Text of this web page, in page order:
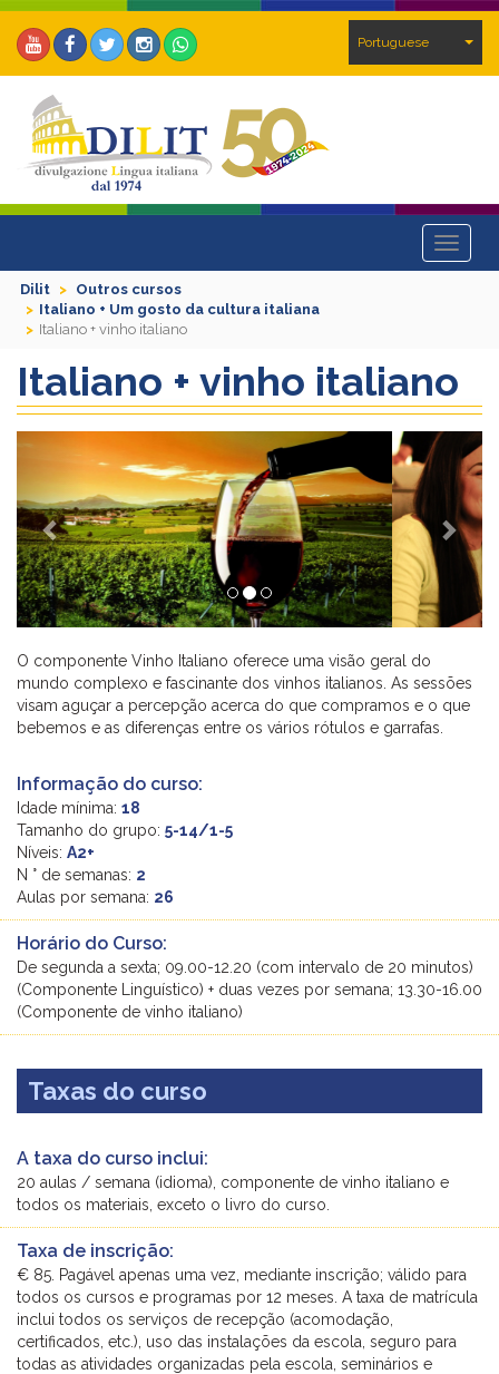
Portuguese
Toggle
Dilit
Outros cursos
Italiano + Um gosto da cultura italiana
Italiano + vinho italiano
Italiano + vinho italiano
Previous Next
O componente Vinho Italiano oferece uma visão geral do
mundo complexo e fascinante dos vinhos italianos. As sessões
visam aguçar a percepção acerca do que compramos e o que
bebemos e as diferenças entre os vários rótulos e garrafas.
Informação do curso:
Idade mínima: 18
Tamanho do grupo: 5-14/1-5
Níveis: A2+
N ° de semanas: 2
Aulas por semana: 26
Horário do Curso:
De segunda a sexta; 09.00-12.20 (com intervalo de 20 minutos)
(Componente Linguístico) + duas vezes por semana; 13.30-16.00
(Componente de vinho italiano)
Taxas do curso
A taxa do curso inclui:
20 aulas / semana (idioma), componente de vinho italiano e
todos os materiais, exceto o livro do curso.
Taxa de inscrição:
€ 85. Pagável apenas uma vez, mediante inscrição; válido para
todos os cursos e programas por 12 meses. A taxa de matrícula
inclui todos os serviços de recepção (acomodação,
certificados, etc.), uso das instalações da escola, seguro para
todas as atividades organizadas pela escola, seminários e